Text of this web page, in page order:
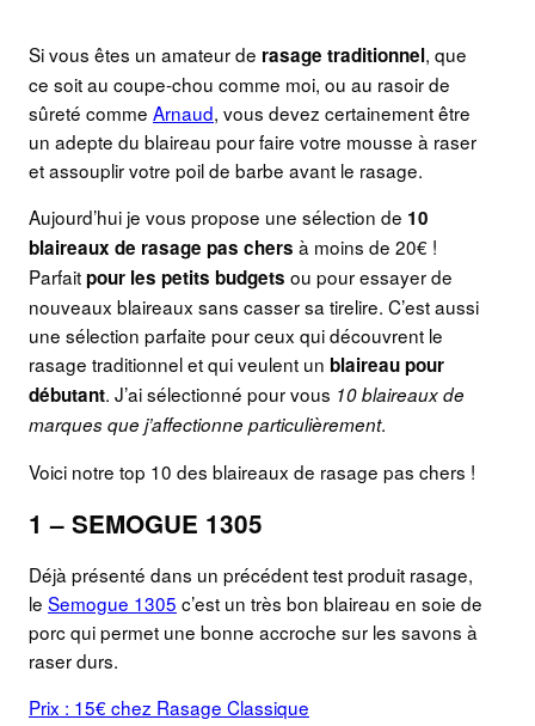
Si vous êtes un amateur de rasage traditionnel, que
ce soit au coupe-chou comme moi, ou au rasoir de
sûreté comme Arnaud, vous devez certainement être
un adepte du blaireau pour faire votre mousse à raser
et assouplir votre poil de barbe avant le rasage.
Aujourd’hui je vous propose une sélection de 10
blaireaux de rasage pas chers à moins de 20€ !
Parfaitpour les petits budgets ou pour essayer de
nouveaux blaireaux sans casser sa tirelire. C’est aussi
une sélection parfaite pour ceux qui découvrent le
rasage traditionnel et qui veulent un blaireau pour
débutant. J’ai sélectionné pour vous 10 blaireaux de
marques que j’affectionne particulièrement.
Voici notre top 10 des blaireaux de rasage pas chers !
1 – SEMOGUE 1305
Déjà présenté dans un précédent test produit rasage,
le Semogue 1305 c’est un très bon blaireau en soie de
porc qui permet une bonne accroche sur les savons à
raser durs.
Prix : 15€ chez Rasage Classique